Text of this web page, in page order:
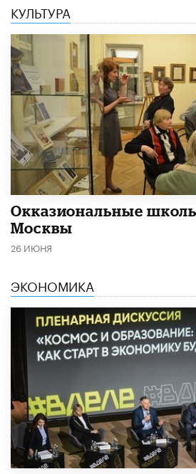
КУЛЬТУРА
​Окказиональные
Москвы
26 ИЮНЯ
ЭКОНОМИКА